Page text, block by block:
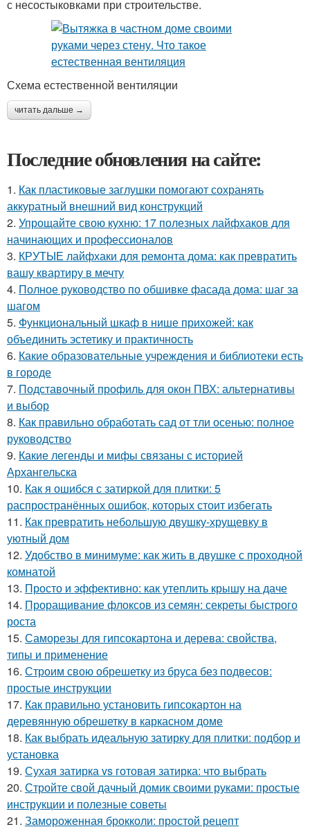
с несостыковками при строительстве.
Схема естественной вентиляции
читать дальше →
Последние обновления на сайте:
1. Как пластиковые заглушки помогают сохранять
аккуратный внешний вид конструкций
2. Упрощайте свою кухню: 17 полезных лайфхаков для
начинающих и профессионалов
3. КРУТЫЕ лайфхаки для ремонта дома: как превратить
вашу квартиру в мечту
4. Полное руководство по обшивке фасада дома: шаг за
шагом
5. Функциональный шкаф в нише прихожей: как
объединить эстетику и практичность
6. Какие образовательные учреждения и библиотеки есть
в городе
7. Подставочный профиль для окон ПВХ: альтернативы
и выбор
8. Как правильно обработать сад от тли осенью: полное
руководство
9. Какие легенды и мифы связаны с историей
Архангельска
10. Как я ошибся с затиркой для плитки: 5
распространённых ошибок, которых стоит избегать
11. Как превратить небольшую двушку-хрущевку в
уютный дом
12. Удобство в минимуме: как жить в двушке с проходной
комнатой
13. Просто и эффективно: как утеплить крышу на даче
14. Проращивание флоксов из семян: секреты быстрого
роста
15. Саморезы для гипсокартона и дерева: свойства,
типы и применение
16. Строим свою обрешетку из бруса без подвесов:
простые инструкции
17. Как правильно установить гипсокартон на
деревянную обрешетку в каркасном доме
18. Как выбрать идеальную затирку для плитки: подбор и
установка
19. Сухая затирка vs готовая затирка: что выбрать
20. Стройте свой дачный домик своими руками: простые
инструкции и полезные советы
21. Замороженная брокколи: простой рецепт